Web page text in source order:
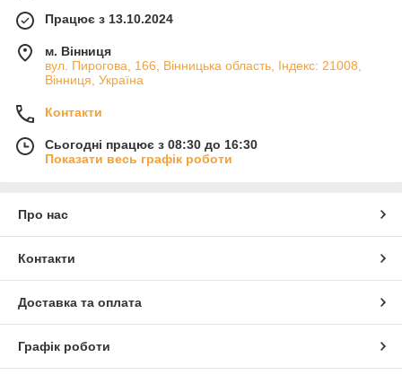
Працює з 13.10.2024
м. Вінниця
вул. Пирогова, 166, Вінницька область, Індекс: 21008,
Вінниця, Україна
Контакти
Сьогодні працює з 08:30 до 16:30
Показати весь графік роботи
Про нас
Контакти
Доставка та оплата
Графік роботи